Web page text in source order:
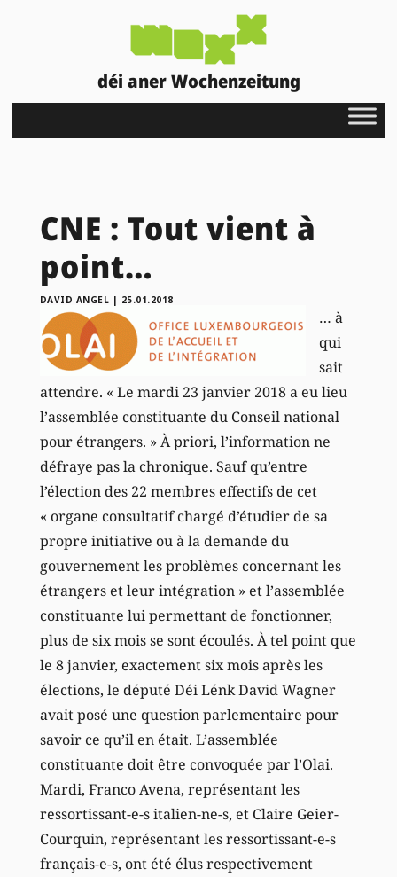
déi aner Wochenzeitung
CNE : Tout vient à
point…
DAVID ANGEL | 25.01.2018
… à
qui
sait
attendre. « Le mardi 23 janvier 2018 a eu lieu
l’assemblée constituante du Conseil national
pour étrangers. » À priori, l’information ne
défraye pas la chronique. Sauf qu’entre
l’élection des 22 membres effectifs de cet
« organe consultatif chargé d’étudier de sa
propre initiative ou à la demande du
gouvernement les problèmes concernant les
étrangers et leur intégration » et l’assemblée
constituante lui permettant de fonctionner,
plus de six mois se sont écoulés. À tel point que
le 8 janvier, exactement six mois après les
élections, le député Déi Lénk David Wagner
avait posé une question parlementaire pour
savoir ce qu’il en était. L’assemblée
constituante doit être convoquée par l’Olai.
Mardi, Franco Avena, représentant les
ressortissant-e-s italien-ne-s, et Claire Geier-
Courquin, représentant les ressortissant-e-s
français-e-s, ont été élus respectivement